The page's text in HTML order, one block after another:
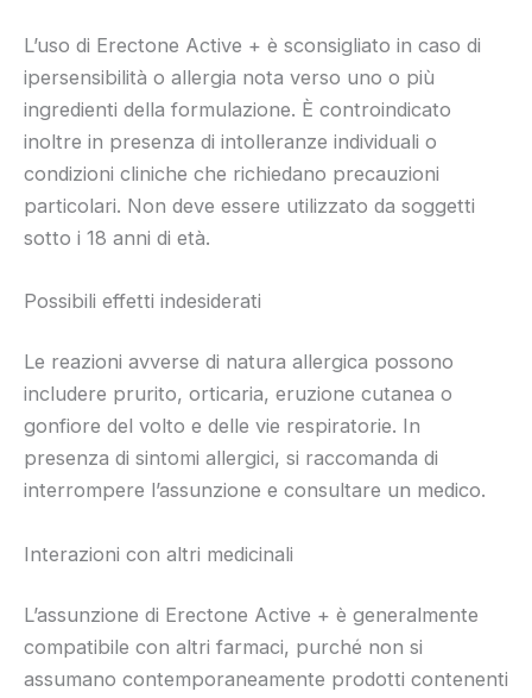
L’uso di Erectone Active + è sconsigliato in caso di
ipersensibilità o allergia nota verso uno o più
ingredienti della formulazione. È controindicato
inoltre in presenza di intolleranze individuali o
condizioni cliniche che richiedano precauzioni
particolari. Non deve essere utilizzato da soggetti
sotto i 18 anni di età.
Possibili effetti indesiderati
Le reazioni avverse di natura allergica possono
includere prurito, orticaria, eruzione cutanea o
gonfiore del volto e delle vie respiratorie. In
presenza di sintomi allergici, si raccomanda di
interrompere l’assunzione e consultare un medico.
Interazioni con altri medicinali
L’assunzione di Erectone Active + è generalmente
compatibile con altri farmaci, purché non si
assumano contemporaneamente prodotti contenenti